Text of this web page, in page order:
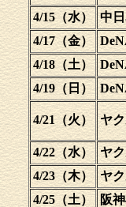
4/15（水） 中
4/17（金）
4/18（土）
4/19（日）
4/21（火） ヤ
4/22（水） ヤ
4/23（木） ヤ
4/25（土） 阪